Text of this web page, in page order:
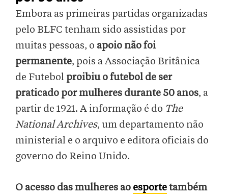
Embora as primeiras partidas organizadas
pelo BLFC tenham sido assistidas por
muitas pessoas, o apoio não foi
permanente, pois a Associação Britânica
de Futebol proibiu o futebol de ser
praticado por mulheres durante 50 anos, a
partir de 1921. A informação é do The
National Archives, um departamento não
ministerial e o arquivo e editora oficiais do
governo do Reino Unido.
O acesso das mulheres ao esportetambém